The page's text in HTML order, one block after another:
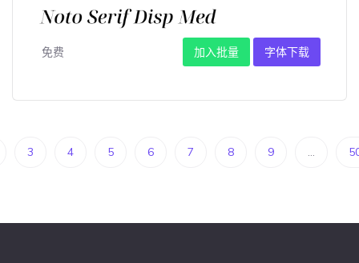
免费 加入批量 字体下载
3 4 5 6 7 8 9 ...